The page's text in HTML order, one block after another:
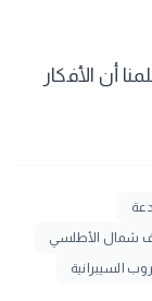
أن الأفكار
شمال الأطلسي
السيبرانية